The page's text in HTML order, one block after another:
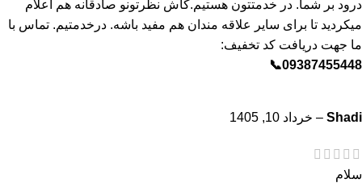
درود بر شما. در خدمتتون هستیم.کاش نظرتونو صادقانه هم اعلام
میکردید تا برای سایر علاقه مندان هم مفید باشه. درخدمتیم. تماس با
ما جهت دریافت کد تخفیف:
09387455448📞
Shadi
– خرداد 10, 1405
سلام